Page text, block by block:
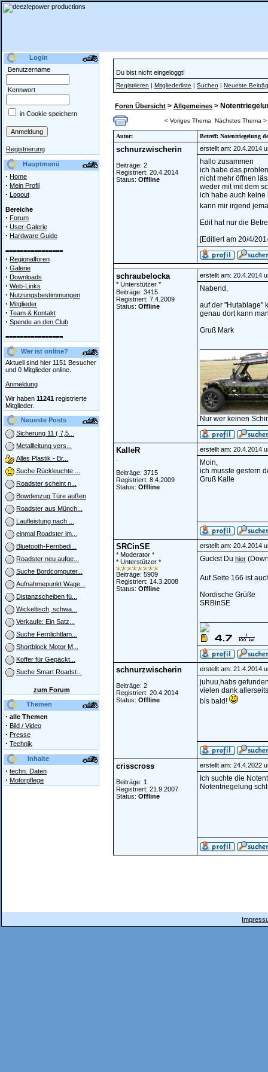
Login
Benutzername
Kennwort
in Cookie speichern
Registrierung
Hauptmenü
· Home
· Mein Profil
· Logout
Bereiche
· Forum
· User-Galerie
· Hardware Guide
================
· Regionalforen
· Galerie
· Downloads
· Web-Links
· Nutzungsbestimmungen
· Mitglieder
· Team & Kontakt
· Spende an den Club
================
Wer ist online?
Aktuell sind hier 1151 Besucher
und 0 Mitglieder online.
Anmeldung
Wir haben 11241 registrierte
Mitglieder.
Neueste Posts
Sicherung 11 ( 7,5...
Metallleitung vers...
Alles Plastik - Br...
Suche Rückleuchte ...
Roadster scheint n...
Bowdenzug Türe außen
Roadster aus Münch...
Laufleistung nach ...
einmal Roadster im...
Bluetooth-Fernbedi...
Roadster neu aufge...
Suche Bordcomputer...
Aufnahmepunkt Wage...
Distanzscheiben fü...
Wickeltisch, schwa...
Verkaufe: Ein Satz...
Suche Fernlichtlam...
Shortblock Motor M...
Koffer für Gepäckt...
Suche Smart Roadst...
zum Forum
Themen
· alle Themen
· Bild / Video
· Presse
· Technik
Inhalte
· techn. Daten
· Motorpflege
Du bist nicht eingeloggt!
Registrieren | Mitgliederliste | Suchen | Neueste
Foren Übersicht > Allgemeines >
< Voriges Thema Nächstes Thema >
Autor: Betreff: Notentriegelung
schnurzwischerin
Beiträge: 2
Registriert: 20.4.2014
Status: Offline
erstellt am: 20.4.2014
hallo zusammen
ich habe das
nicht mehr öffnen
weder mit mit dem
ich habe auch keine
kann mir irgend
Edit hat nur die
[Editiert am 20/4/
schraubelocka
* Unterstützer *
Beiträge: 3415
Registriert: 7.4.2009
Status: Offline
erstellt am: 20.4.2014
Nabend,
auf der "Hutablage"
genau dort kann
Gruß Mark
Nur wer keinen
KalleR
Beiträge: 3715
Registriert: 8.4.2009
Status: Offline
erstellt am: 20.4.2014
Moin,
ich musste gestern
Gruß Kalle
SRCinSE
* Moderator *
* Unterstützer *
Beiträge: 5909
Registriert: 14.3.2008
Status: Offline
erstellt am: 20.4.2014
Guckst Du hier
Auf Seite 166 ist
Nordische Grüße
SRBinSE
schnurzwischerin
Beiträge: 2
Registriert: 20.4.2014
Status: Offline
erstellt am: 21.4.2014
juhuu,habs
vielen dank
bis bald!
crisscross
Beiträge: 1
Registriert: 21.9.2007
Status: Offline
erstellt am: 24.4.2022
Ich suchte die
Notentriegelung